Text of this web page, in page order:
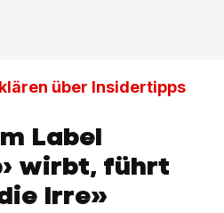
über Insidertipps
Label
wirbt, führt
Irre»